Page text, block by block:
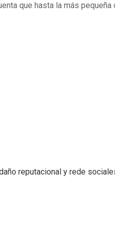
que hasta la más
reputacional y rede